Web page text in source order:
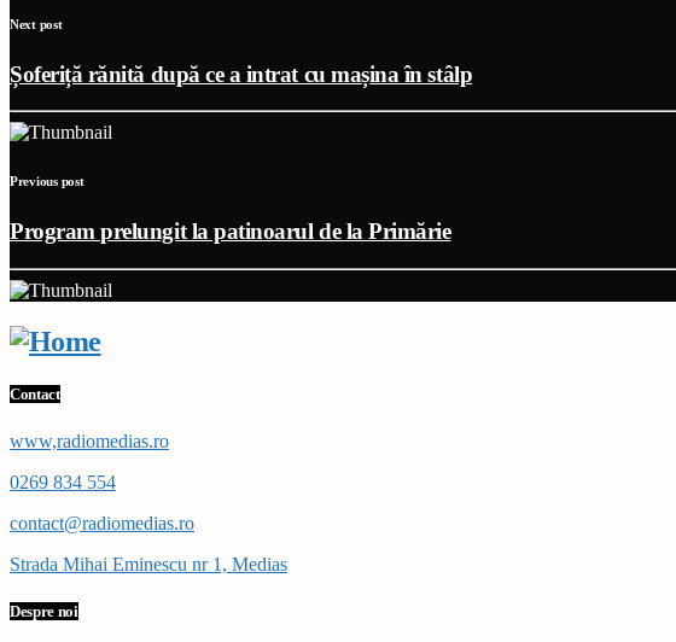
Next post
Șoferiță rănită după ce a intrat cu mașina în stâlp
Previous post
Program prelungit la patinoarul de la Primărie
Contact
www,radiomedias.ro
0269 834 554
contact@radiomedias.ro
Strada Mihai Eminescu nr 1, Medias
Despre noi